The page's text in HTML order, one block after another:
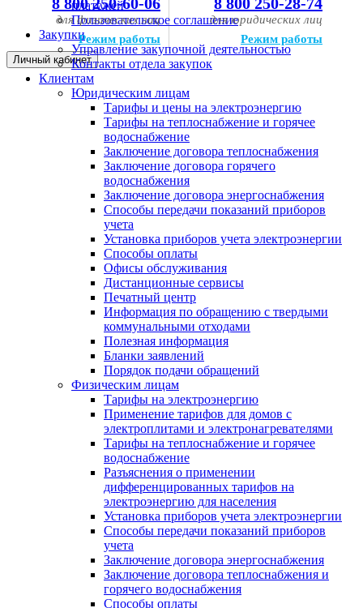
для физических лиц
Режим работы
для юридических лиц
Режим работы
Личный кабинет
платежей
Пользовательское соглашение
Закупки
Управление закупочной деятельностью
Контакты отдела закупок
Клиентам
Юридическим лицам
Тарифы и цены на электроэнергию
Тарифы на теплоснабжение и горячее
водоснабжение
Заключение договора теплоснабжения
Заключение договора горячего
водоснабжения
Заключение договора энергоснабжения
Способы передачи показаний приборов
учета
Установка приборов учета электроэнергии
Способы оплаты
Офисы обслуживания
Дистанционные сервисы
Печатный центр
Информация по обращению с твердыми
коммунальными отходами
Полезная информация
Бланки заявлений
Порядок подачи обращений
Физическим лицам
Тарифы на электроэнергию
Применение тарифов для домов с
электроплитами и электронагревателями
Тарифы на теплоснабжение и горячее
водоснабжение
Разъяснения о применении
дифференцированных тарифов на
электроэнергию для населения
Установка приборов учета электроэнергии
Способы передачи показаний приборов
учета
Заключение договора энергоснабжения
Заключение договора теплоснабжения и
горячего водоснабжения
Способы оплаты